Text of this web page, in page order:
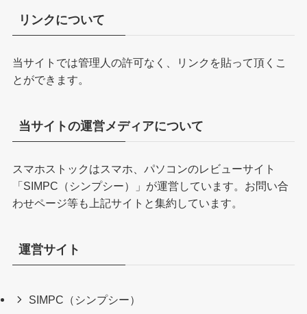
リンクについて
当サイトでは管理人の許可なく、リンクを貼って頂くこ
とができます。
当サイトの運営メディアについて
スマホストックはスマホ、パソコンのレビューサイト
「SIMPC（シンプシー）
」が運営しています。お問い合
わせページ等も上記サイトと集約しています。
運営サイト
SIMPC（シンプシー）